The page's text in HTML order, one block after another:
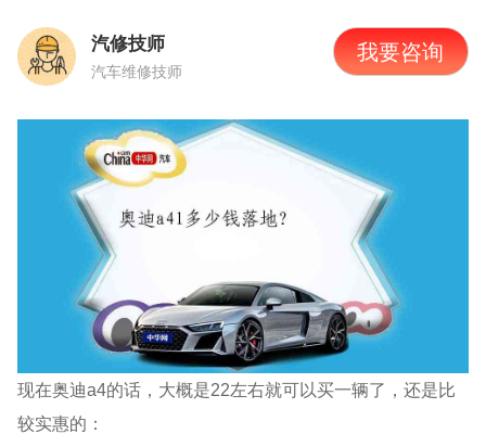
汽修技师
汽车维修技师
我要咨询
现在奥迪a4的话，大概是22左右就可以买一辆了，还是比
较实惠的：